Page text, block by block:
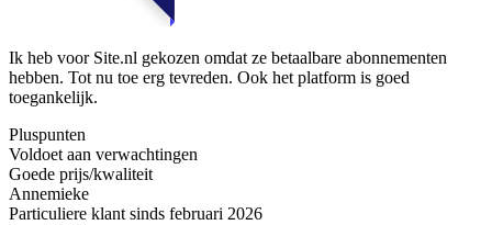
Ik heb voor Site.nl gekozen omdat ze betaalbare abonnementen
hebben. Tot nu toe erg tevreden. Ook het platform is goed
toegankelijk.
Pluspunten
Voldoet aan verwachtingen
Goede prijs/kwaliteit
Annemieke
Particuliere klant sinds februari 2026